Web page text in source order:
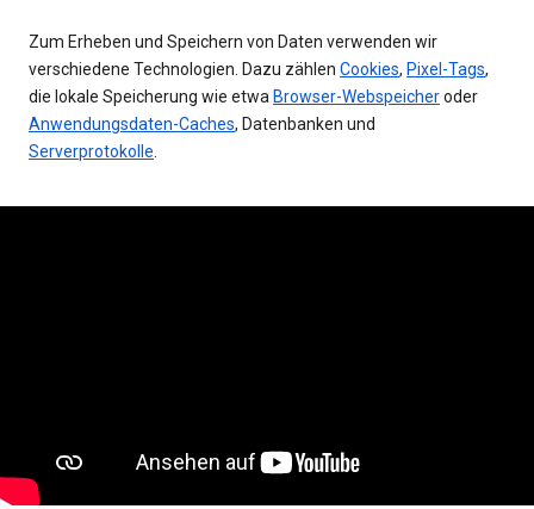
Zum Erheben und Speichern von Daten verwenden wir
verschiedene Technologien. Dazu zählen Cookies, Pixel-Tags,
die lokale Speicherung wie etwa Browser-Webspeicheroder
Anwendungsdaten-Caches, Datenbanken und
Serverprotokolle